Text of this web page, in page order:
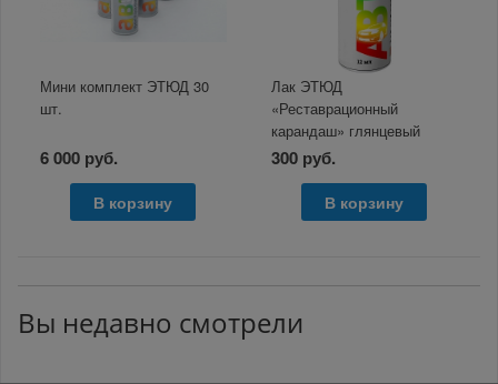
Мини комплект ЭТЮД 30
шт.
6 000 руб.
В корзину
Лак ЭТЮД
«Реставрационный
карандаш» глянцевый
бесцветный 12мл
300 руб.
В корзину
Вы недавно смотрели